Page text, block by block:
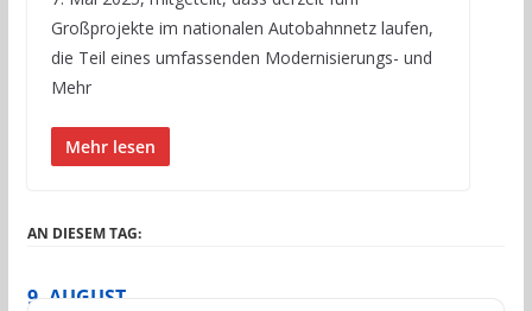
Großprojekte im nationalen Autobahnnetz laufen,
die Teil eines umfassenden Modernisierungs- und
Mehr
Mehr lesen
AN DIESEM TAG:
9. AUGUST